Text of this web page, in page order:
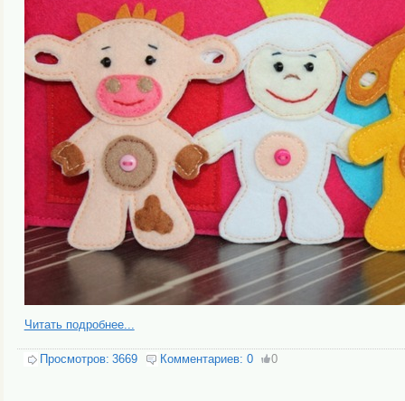
Читать подробнее...
Просмотров: 3669 Комментариев: 0 0